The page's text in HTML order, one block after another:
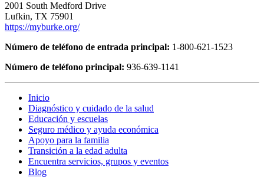
2001 South Medford Drive
Lufkin, TX 75901
https://myburke.org/
Número de teléfono de entrada principal: 1-800-621-1523
Número de teléfono principal: 936-639-1141
Inicio
Diagnóstico y cuidado de la salud
Educación y escuelas
Seguro médico y ayuda económica
Apoyo para la familia
Transición a la edad adulta
Encuentra servicios, grupos y eventos
Blog